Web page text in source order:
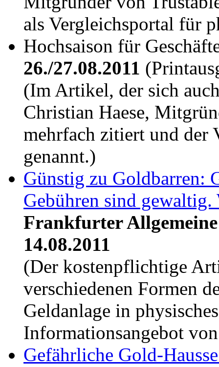
als Vergleichsportal für
Hochsaison für
26./27.08.2011
(Im Artikel, der sich
Christian Haese,
mehrfach zitiert und der
genannt.)
Günstig zu Goldbarren:
Gebühren sind
Frankfurter
14.08.2011
(Der kostenpflichtige
verschiedenen Formen
Geldanlage in
Informationsangebot
Gefährliche Gold-